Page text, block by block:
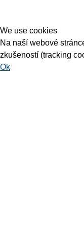
We use cookies
Na naší webové
zkušeností (tracking
Ok